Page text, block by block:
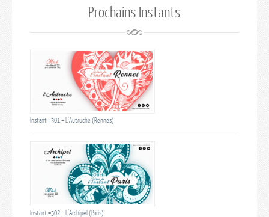
Prochains Instants
Instant #301 – L’Autruche (Rennes)
Instant #302 – L’Archipel (Paris)